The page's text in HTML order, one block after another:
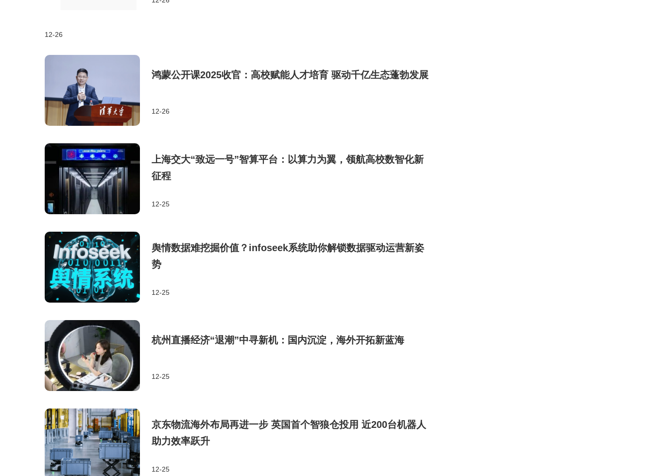
12-26
鸿蒙公开课2025收官：高校赋能人才培育 驱动千亿生态蓬勃发展
12-26
上海交大“致远一号”智算平台：以算力为翼，领航高校数智化新
征程
12-25
舆情数据难挖掘价值？infoseek系统助你解锁数据驱动运营新姿
势
12-25
杭州直播经济“退潮”中寻新机：国内沉淀，海外开拓新蓝海
12-25
京东物流海外布局再进一步 英国首个智狼仓投用 近200台机器人
助力效率跃升
12-25